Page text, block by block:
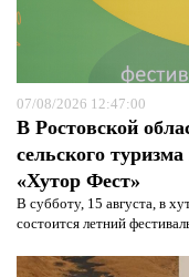
07/08/2026 12:47:00
В Ростовской
сельского
«Хутор Фест»
В субботу, 15 августа, в
состоится летний